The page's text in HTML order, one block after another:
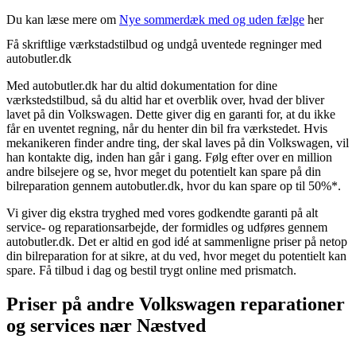
Du kan læse mere om Nye sommerdæk med og uden fælge her
Få skriftlige værkstadstilbud og undgå uventede regninger med
autobutler.dk
Med autobutler.dk har du altid dokumentation for dine
værkstedstilbud, så du altid har et overblik over, hvad der bliver
lavet på din Volkswagen. Dette giver dig en garanti for, at du ikke
får en uventet regning, når du henter din bil fra værkstedet. Hvis
mekanikeren finder andre ting, der skal laves på din Volkswagen, vil
han kontakte dig, inden han går i gang. Følg efter over en million
andre bilsejere og se, hvor meget du potentielt kan spare på din
bilreparation gennem autobutler.dk, hvor du kan spare op til 50%*.
Vi giver dig ekstra tryghed med vores godkendte garanti på alt
service- og reparationsarbejde, der formidles og udføres gennem
autobutler.dk. Det er altid en god idé at sammenligne priser på netop
din bilreparation for at sikre, at du ved, hvor meget du potentielt kan
spare. Få tilbud i dag og bestil trygt online med prismatch.
Priser på andre Volkswagen reparationer
og services nær Næstved